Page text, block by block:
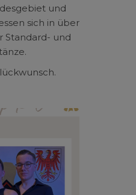
und
sich in über
Standard- und